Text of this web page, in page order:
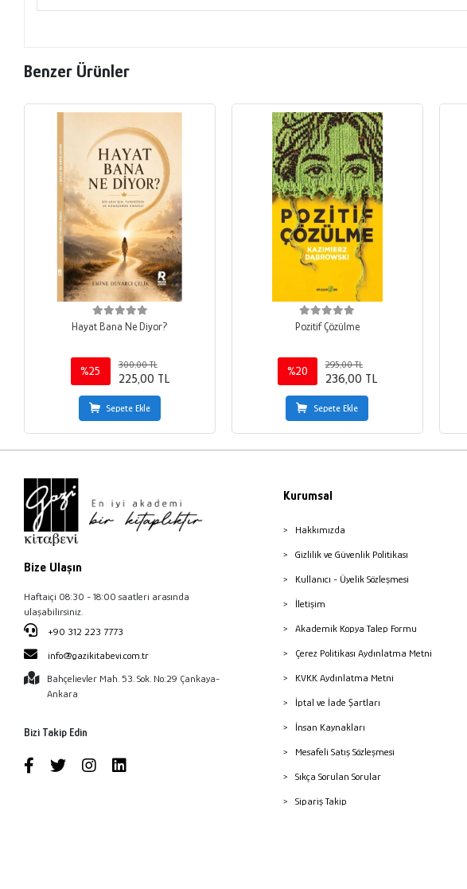
Benzer Ürünler
Hayat Bana Ne Diyor?
%25
300,00 TL
225,00 TL
Sepete Ekle
Pozitif Çözülme
%20
295,00 TL
236,00 TL
Sepete Ekle
Bize Ulaşın
Haftaiçi 08:30 - 18:00 saatleri arasında
ulaşabilirsiniz.
+90 312 223 7773
info@gazikitabevi.com.tr
Bahçelievler Mah. 53. Sok. No:29 Çankaya-
Ankara
Bizi Takip Edin
Kurumsal
Hakkımızda
Gizlilik ve Güvenlik Politikası
Kullanıcı - Üyelik Sözleşmesi
İletişim
Akademik Kopya Talep Formu
Çerez Politikası Aydınlatma Metni
KVKK Aydınlatma Metni
İptal ve İade Şartları
İnsan Kaynakları
Mesafeli Satış Sözleşmesi
Sıkça Sorulan Sorular
Sipariş Takip